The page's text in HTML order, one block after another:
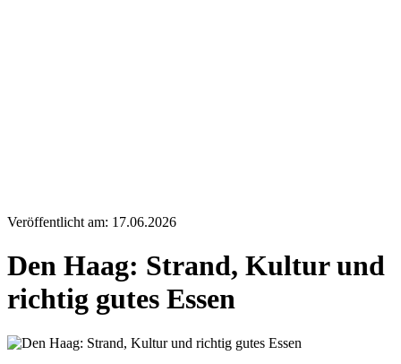
Veröffentlicht am: 17.06.2026
Den Haag: Strand, Kultur und
richtig gutes Essen